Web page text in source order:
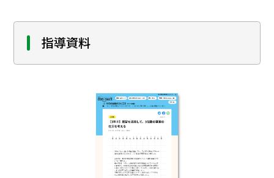
指導資料